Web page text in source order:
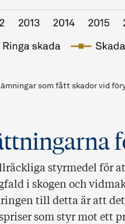
som fått skador vid
styrmedel för
i skogen och
till detta är att
som styr mot ett